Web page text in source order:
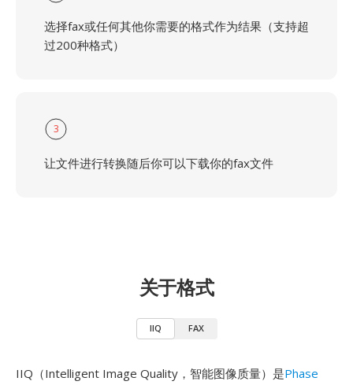
选择fax或任何其他你需要的格式作为结果（支持超
过200种格式）
3
让文件进行转换随后你可以下载你的fax文件
关于格式
IIQ FAX
IIQ（Intelligent Image Quality，智能图像质量）是Phase